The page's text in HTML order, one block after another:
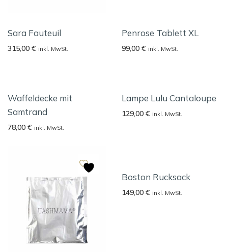
Sara Fauteuil
315,00 € inkl. MwSt.
Penrose Tablett XL
99,00 € inkl. MwSt.
Waffeldecke mit
Samtrand
78,00 € inkl. MwSt.
Lampe Lulu Cantaloupe
129,00 € inkl. MwSt.
Boston Rucksack
149,00 € inkl. MwSt.